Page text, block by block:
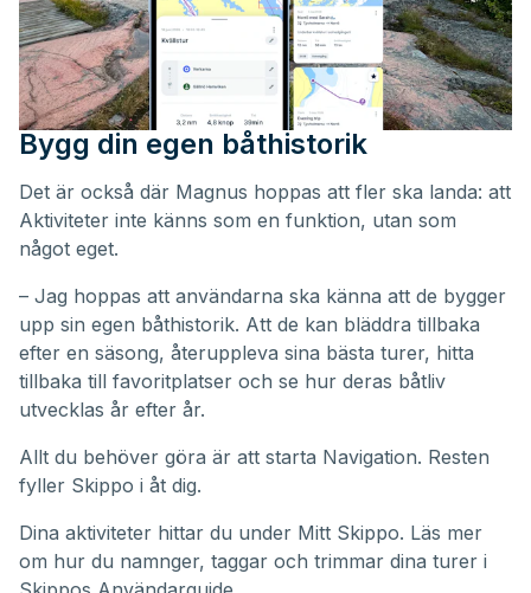
Bygg din egen båthistorik
Det är också där Magnus hoppas att fler ska landa: att
Aktiviteter inte känns som en funktion, utan som
något eget.
– Jag hoppas att användarna ska känna att de bygger
upp sin egen båthistorik. Att de kan bläddra tillbaka
efter en säsong, återuppleva sina bästa turer, hitta
tillbaka till favoritplatser och se hur deras båtliv
utvecklas år efter år.
Allt du behöver göra är att starta Navigation. Resten
fyller Skippo i åt dig.
Dina aktiviteter hittar du under Mitt Skippo. Läs mer
om hur du namnger, taggar och trimmar dina turer i